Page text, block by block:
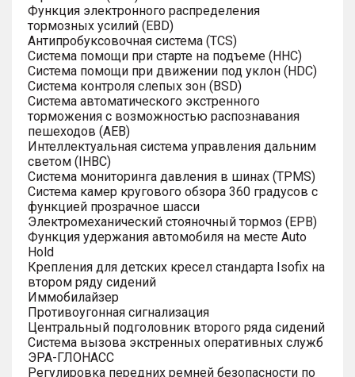
Функция электронного распределения
тормозных усилий (EBD)
Антипробуксовочная система (TCS)
Система помощи при старте на подъеме (HHC)
Система помощи при движении под уклон (HDC)
Система контроля слепых зон (BSD)
Система автоматического экстренного
торможения с возможностью распознавания
пешеходов (AEB)
Интеллектуальная система управления дальним
светом (IHBC)
Система мониторинга давления в шинах (TPMS)
Система камер кругового обзора 360 градусов с
функцией прозрачное шасси
Электромеханический стояночный тормоз (EPB)
Функция удержания автомобиля на месте Auto
Hold
Крепления для детских кресел стандарта Isofix на
втором ряду сидений
Иммобилайзер
Противоугонная сигнализация
Центральный подголовник второго ряда сидений
Система вызова экстренных оперативных служб
ЭРА-ГЛОНАСС
Регулировка передних ремней безопасности по